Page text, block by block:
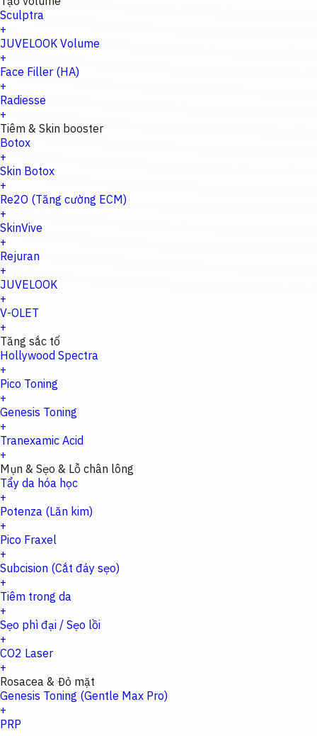
Sculptra
+
JUVELOOK Volume
+
Face Filler (HA)
+
Radiesse
+
Tiêm & Skin booster
Botox
+
Skin Botox
+
Re2O (Tăng cường ECM)
+
SkinVive
+
Rejuran
+
JUVELOOK
+
V-OLET
+
Tăng sắc tố
Hollywood Spectra
+
Pico Toning
+
Genesis Toning
+
Tranexamic Acid
+
Mụn & Sẹo & Lỗ chân lông
Tẩy da hóa học
+
Potenza (Lăn kim)
+
Pico Fraxel
+
Subcision (Cắt đáy sẹo)
+
Tiêm trong da
+
Sẹo phì đại / Sẹo lồi
+
CO2 Laser
+
Rosacea & Đỏ mặt
Genesis Toning (Gentle Max Pro)
+
PRP